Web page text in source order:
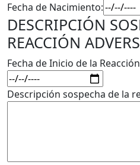
Fecha de Nacimiento:
DESCRIPCIÓN
REACCIÓN
Fecha de Inicio de la
Descripción sospecha de la